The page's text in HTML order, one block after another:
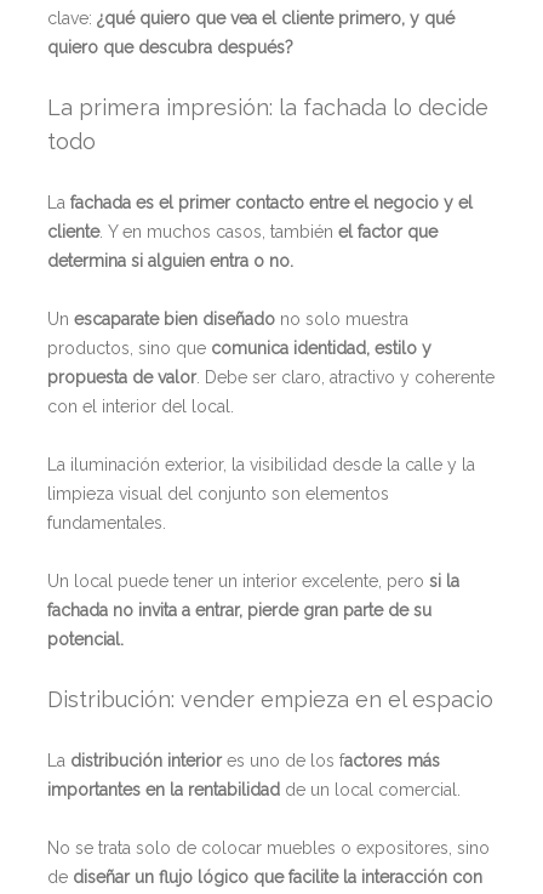
clave: ¿qué quiero que vea el cliente primero, y qué
quiero que descubra después?
La primera impresión: la fachada lo decide
todo
La fachada es el primer contacto entre el negocio y el
cliente. Y en muchos casos, también el factor que
determina si alguien entra o no.
Un escaparate bien diseñado no solo muestra
productos, sino que comunica identidad, estilo y
propuesta de valor. Debe ser claro, atractivo y coherente
con el interior del local.
La iluminación exterior, la visibilidad desde la calle y la
limpieza visual del conjunto son elementos
fundamentales.
Un local puede tener un interior excelente, pero si la
fachada no invita a entrar, pierde gran parte de su
potencial.
Distribución: vender empieza en el espacio
La distribución interiores uno de los factores más
importantes en la rentabilidad de un local comercial.
No se trata solo de colocar muebles o expositores, sino
de diseñar un flujo lógico que facilite la interacción con